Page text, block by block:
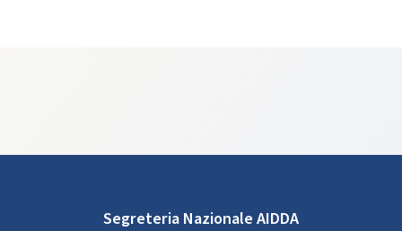
Segreteria Nazionale AIDDA